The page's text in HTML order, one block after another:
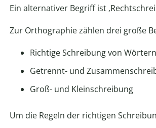
Ein alternativer Begriff ist
Zur Orthographie zählen drei große
Richtige Schreibung von Wörtern
Getrennt- und
Groß- und Kleinschreibung
Um die Regeln der richtigen